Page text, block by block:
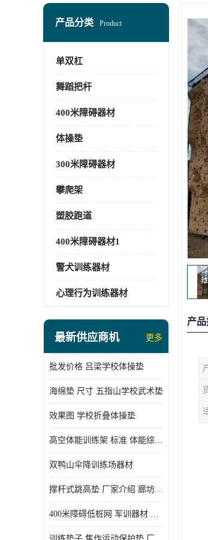
产品分类 Product
单双杠
舞蹈把杆
400米障碍器材
体操垫
300米障碍器材
攀爬架
塑胶跑道
400米障碍器材1
警犬训练器材
心理行为训练器材
最新供应商机 更多
批发价格 吕梁学校体操垫
海绵垫 尺寸 五指山学校武术垫
效果图 学校折叠体操垫
高空体能训练架 标准 体能综合训练架
双鸭山伞降训练场器材
撑杆式跳高垫 厂家介绍 廊坊舞蹈室体操垫
400米障碍低桩网 军训器材 厂家实物图
产